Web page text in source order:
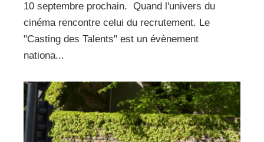
10 septembre prochain. Quand l'univers du
cinéma rencontre celui du recrutement. Le
"Casting des Talents" est un évènement
nationa...